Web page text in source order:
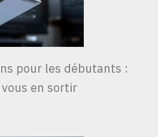
pour les débutants :
en sortir